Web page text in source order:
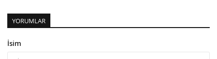
YORUMLAR
İsim